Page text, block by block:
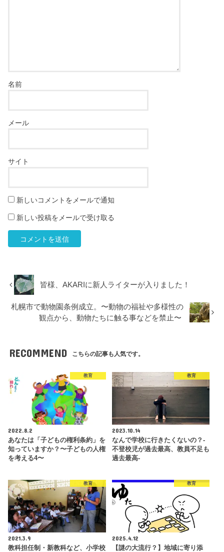
名前
メール
サイト
新しいコメントをメールで通知
新しい投稿をメールで受け取る
皆様、AKARIに新人ライターが入りました！
札幌市で動物園条例成立。〜動物の福祉や多様性の
観点から、動物たちに触る事などを禁止〜
RECOMMEND こちらの記事も人気です。
教育
2022.8.2
あなたは「子どもの権利条約」を
知っていますか？〜子どもの人権
を考える4〜
教育
2023.10.14
なんで学校に行きたくないの？-
不登校児が過去最高、教員不足も
過去最高-
教育
2021.3.9
教科担任制・新教科など、小学校
教育
2025.4.12
【謎の大流行？】地域に寄り添